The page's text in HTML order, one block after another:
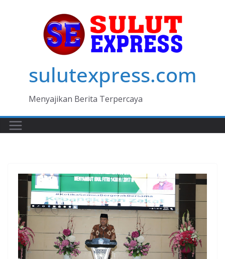
sulutexpress.com
Menyajikan Berita Terpercaya